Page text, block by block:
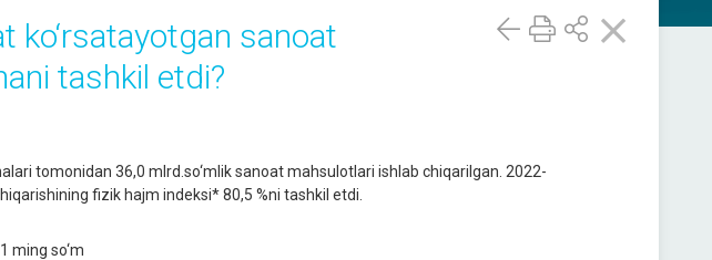
ko‘rsatayotgan sanoat
tashkil etdi?
tomonidan 36,0 mlrd.so‘mlik sanoat mahsulotlari ishlab chiqarilgan. 2022-
fizik hajm indeksi* 80,5 %ni tashkil etdi.
ming so‘m